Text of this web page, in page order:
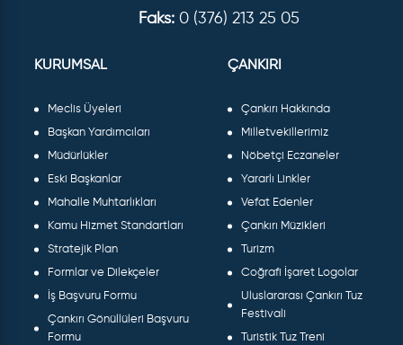
Faks: 0 (376) 213 25 05
KURUMSAL
Meclis Üyeleri
Başkan Yardımcıları
Müdürlükler
Eski Başkanlar
Mahalle Muhtarlıkları
Kamu Hizmet Standartları
Stratejik Plan
Formlar ve Dilekçeler
İş Başvuru Formu
Çankırı Gönüllüleri Başvuru
Formu
ÇANKIRI
Çankırı Hakkında
Milletvekillerimiz
Nöbetçi Eczaneler
Yararlı Linkler
Vefat Edenler
Çankırı Müzikleri
Turizm
Coğrafi İşaret Logolar
Uluslararası Çankırı Tuz
Festivali
Turistik Tuz Treni